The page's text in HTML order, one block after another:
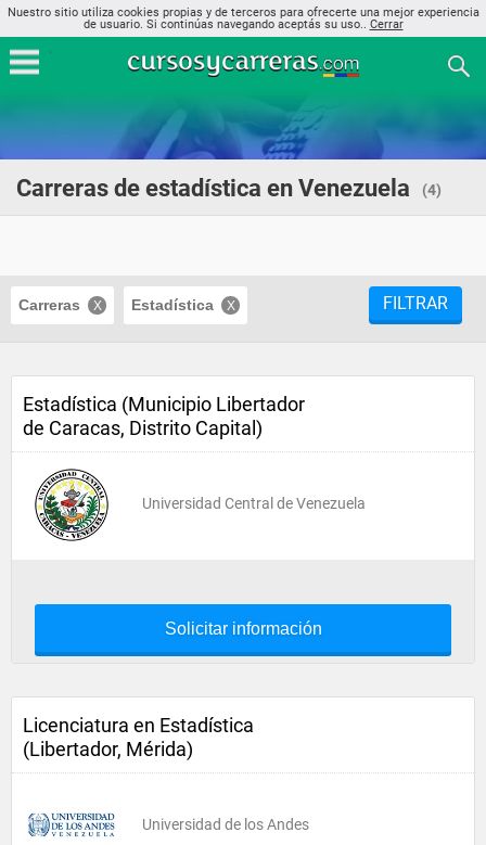
Nuestro sitio utiliza cookies propias y de terceros para ofrecerte una mejor experiencia
de usuario. Si continúas navegando aceptás su uso.. Cerrar
Carreras de estadística en Venezuela (4)
Carreras Estadística FILTRAR
Estadística (Municipio Libertador
de Caracas, Distrito Capital)
Universidad Central de Venezuela
Solicitar información
Licenciatura en Estadística
(Libertador, Mérida)
Universidad de los Andes